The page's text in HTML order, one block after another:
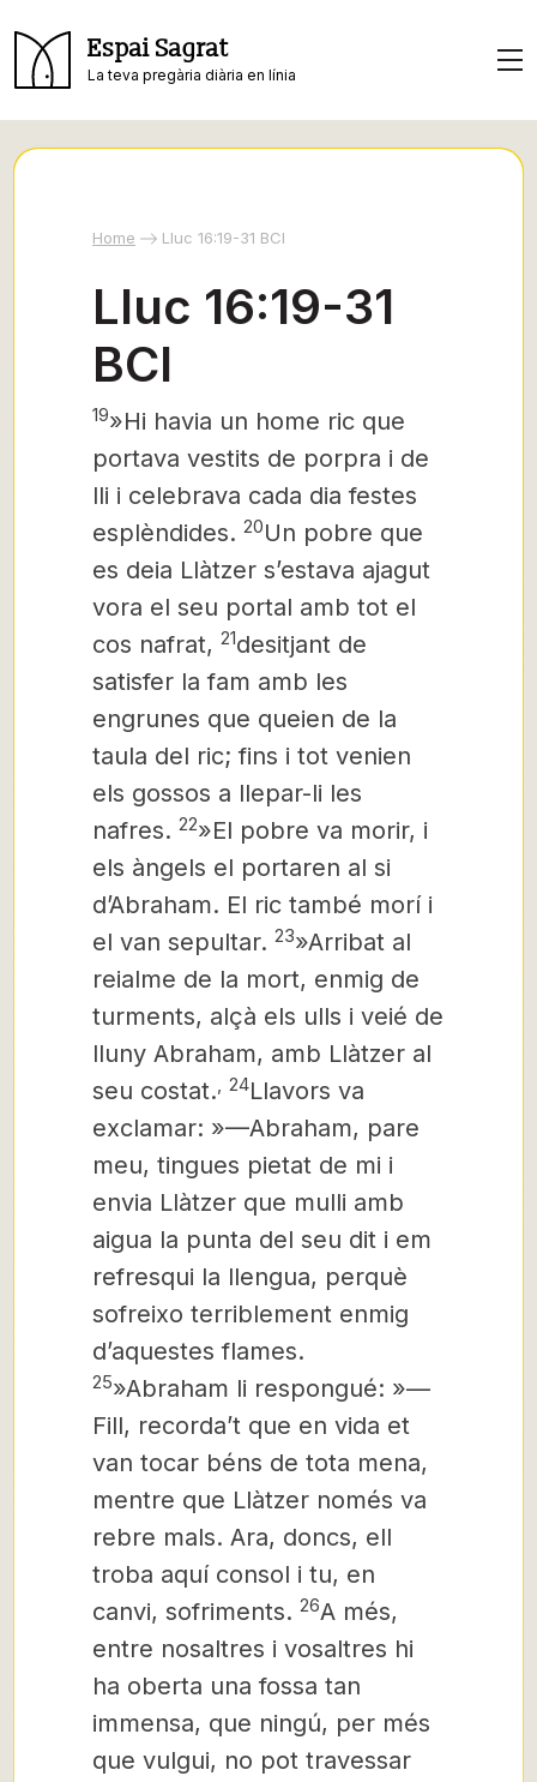
Espai Sagrat
La teva pregària diària en línia
Home Lluc 16:19-31 BCI
Lluc 16:19-31
BCI
19»Hi havia un home ric que
portava vestits de porpra i de
lli i celebrava cada dia festes
esplèndides. 20Un pobre que
es deia Llàtzer s’estava ajagut
vora el seu portal amb tot el
cos nafrat, 21desitjant de
satisfer la fam amb les
engrunes que queien de la
taula del ric; fins i tot venien
els gossos a llepar-li les
nafres. 22»El pobre va morir, i
els àngels el portaren al si
d’Abraham. El ric també morí i
el van sepultar. 23»Arribat al
reialme de la mort, enmig de
turments, alçà els ulls i veié de
lluny Abraham, amb Llàtzer al
seu costat. 24Llavors va
exclamar: »—Abraham, pare
meu, tingues pietat de mi i
envia Llàtzer que mulli amb
aigua la punta del seu dit i em
refresqui la llengua, perquè
sofreixo terriblement enmig
d’aquestes flames.
25»Abraham li respongué: »—
Fill, recorda’t que en vida et
van tocar béns de tota mena,
mentre que Llàtzer només va
rebre mals. Ara, doncs, ell
troba aquí consol i tu, en
canvi, sofriments. 26A més,
entre nosaltres i vosaltres hi
ha oberta una fossa tan
immensa, que ningú, per més
que vulgui, no pot travessar